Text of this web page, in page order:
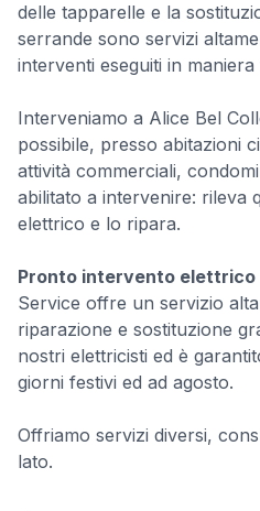
delle tapparelle e la
serrande sono servizi
interventi eseguiti in maniera
Interveniamo a Alice Bel
possibile, presso abitazioni
attività commerciali,
abilitato a intervenire: rileva
elettrico e lo ripara.
Pronto intervento elettrico
Service offre un servizio
riparazione e sostituzione
nostri elettricisti ed è
giorni festivi ed ad agosto.
Offriamo servizi diversi,
lato.